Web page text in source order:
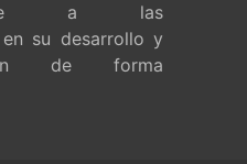
a las
su desarrollo y
de forma